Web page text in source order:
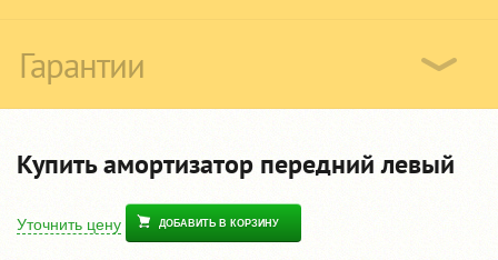
Гарантии
Купить амортизатор передний левый
Уточнить цену ДОБАВИТЬ В КОРЗИНУ